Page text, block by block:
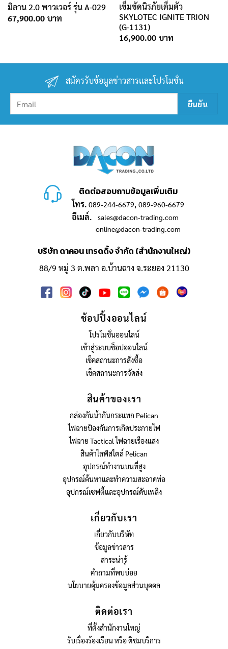
มิลาน 2.0 พาวเวอร์ รุ่น A-029
67,900.00
เข็มขัดนิรภัยเต็มตัว
SKYLOTEC IGNITE TRION
(G-1131)
16,900.00
สมัครรับข้อมูลข่าวสารเเละโปรโมชั่น
ติดต่อสอบถามข้อมูลเพิ่มเติม
โทร. 089-244-6679, 089-960-6679
อีเมล์.
sales@dacon-trading.com
online@dacon-trading.com
บริษัท ดาคอน เทรดดิ้ง จำกัด (สำนักงานใหญ่)
88/9 หมู่ 3 ต.พลา อ.บ้านฉาง จ.ระยอง 21130
ช้อปปิ้งออนไลน์
โปรโมชั่นออนไลน์
เข้าสู่ระบบช็อปออนไลน์
เช็คสถานะการสั่งซื้อ
เช็คสถานะการจัดส่ง
สินค้าของเรา
กล่องกันน้ำกันกระแทก Pelican
ไฟฉายป้องกันการเกิดประกายไฟ
ไฟฉาย Tactical ไฟฉายเรืองแสง
สินค้าไลฟ์สไตล์ Pelican
อุปกรณ์ทำงานบนที่สูง
อุปกรณ์ค้นหาและทำความสะอาดท่อ
อุปกรณ์เซฟตี้และอุปกรณ์ดับเพลิง
เกี่ยวกับเรา
เกี่ยวกับบริษัท
ข้อมูลข่าวสาร
สาระน่ารู้
คำถามที่พบบ่อย
นโยบายคุ้มครองข้อมูลส่วนบุคคล
ติดต่อเรา
ที่ตั้งสำนักงานใหญ่
รับเรื่องร้องเรียน หรือ ติชมบริการ